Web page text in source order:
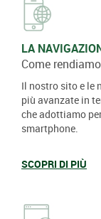
LA
Come
Il nostro sito e le
più avanzate in
che adottiamo
smartphone.
SCOPRI DI PIÙ